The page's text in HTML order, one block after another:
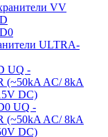
VV
ULTRA-
UQ -
(~50kA AC/ 8kA
DC)
UQ -
(~50kA AC/ 8kA
DC)